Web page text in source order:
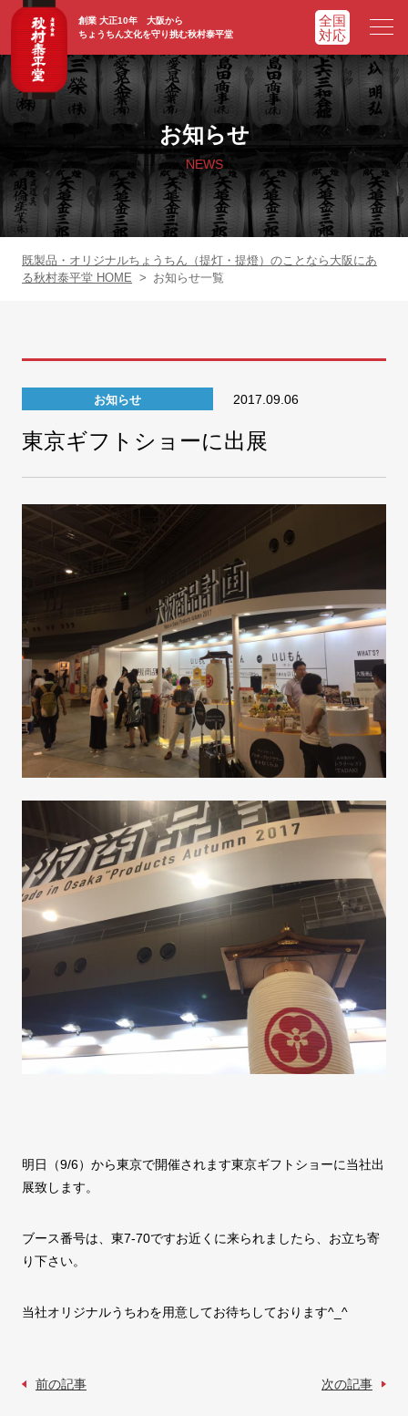
創業 大正10年 大阪から
ちょうちん文化を守り挑む秋村泰平堂
ホーム HOME
ADVATAGE
提灯一覧 CHOCHIN
FAX注文 お問い合わせ
お知らせ
NEWS
既製品・オリジナルちょうちん（提灯・提燈）のことなら大阪にあ
る秋村泰平堂 HOME > お知らせ一覧
お知らせ 2017.09.06
東京ギフトショーに出展
明日（9/6）から東京で開催されます東京ギフトショーに当社出
展致します。
ブース番号は、東7-70ですお近くに来られましたら、お立ち寄
り下さい。
当社オリジナルうちわを用意してお待ちしております^_^
前の記事 次の記事